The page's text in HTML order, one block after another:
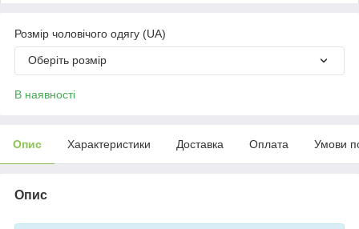
Розмір чоловічого одягу (UA)
Оберіть розмір
В наявності
Опис Характеристики Доставка Оплата Умови
Опис